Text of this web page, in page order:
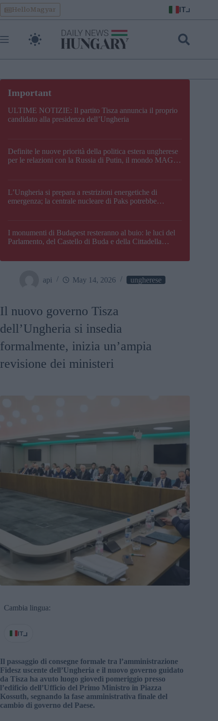
Skip
to
content
HelloMagyar IT
ULTIME NOTIZIE: Il partito Tisza annuncia il proprio
candidato alla presidenza dell’Ungheria
Definite le nuove priorità della politica estera ungherese
per le relazioni con la Russia di Putin, il mondo MAGA,
L’Ungheria si prepara a restrizioni energetiche di
emergenza; la centrale nucleare di Paks potrebbe
I monumenti di Budapest resteranno al buio: le luci del
Parlamento, del Castello di Buda e della Cittadella
api May 14, 2026 ungherese
Il nuovo governo Tisza
dell’Ungheria si insedia
formalmente, inizia un’ampia
revisione dei ministeri
Cambia lingua:
IT
Il passaggio di consegne formale tra l’amministrazione
Fidesz uscente dell’Ungheria e il nuovo governo guidato
da Tisza ha avuto luogo giovedì pomeriggio presso
l’edificio dell’Ufficio del Primo Ministro in Piazza
Kossuth, segnando la fase amministrativa finale del
cambio di governo del Paese.